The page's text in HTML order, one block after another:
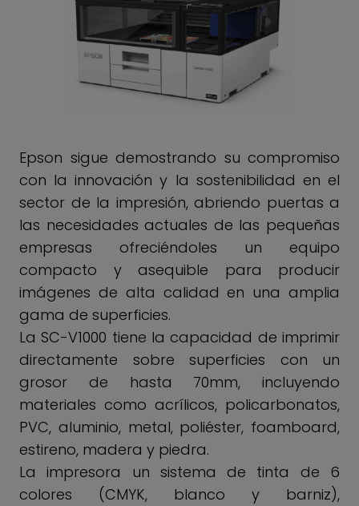
Epson sigue demostrando su compromiso
con la innovación y la sostenibilidad en el
sector de la impresión, abriendo puertas a
las necesidades actuales de las pequeñas
empresas ofreciéndoles un equipo
compacto y asequible para producir
imágenes de alta calidad en una amplia
gama de superficies.
La SC-V1000 tiene la capacidad de imprimir
directamente sobre superficies con un
grosor de hasta 70mm, incluyendo
materiales como acrílicos, policarbonatos,
PVC, aluminio, metal, poliéster, foamboard,
estireno, madera y piedra.
La impresora un sistema de tinta de 6
colores (CMYK, blanco y barniz),